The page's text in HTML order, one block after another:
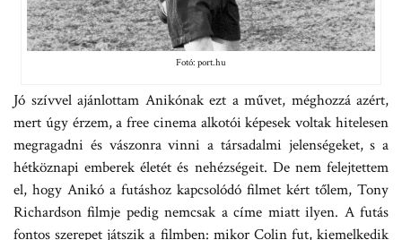
Fotó: port.hu
Jó szívvel ajánlottam Anikónak ezt a művet, méghozzá azért,
mert úgy érzem, a free cinema alkotói képesek voltak hitelesen
megragadni és vászonra vinni a társadalmi jelenségeket, s a
hétköznapi emberek életét és nehézségeit. De nem felejtettem
el, hogy Anikó a futáshoz kapcsolódó filmet kért tőlem, Tony
Richardson filmje pedig nemcsak a címe miatt ilyen. A futás
fontos szerepet játszik a filmben: mikor Colin fut, kiemelkedik